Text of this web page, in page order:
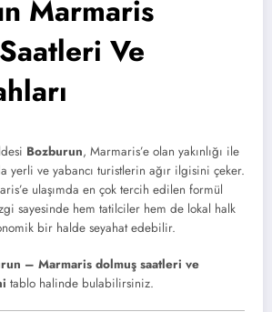
Marmaris
Ve
Bozburun, Marmaris’e olan yakınlığı ile
yerli ve yabancı turistlerin ağır ilgisini çeker.
ulaşımda en çok tercih edilen formül
sayesinde hem tatilciler hem de lokal halk
bir halde seyahat edebilir.
– Marmaris dolmuş saatleri ve
tablo halinde bulabilirsiniz.